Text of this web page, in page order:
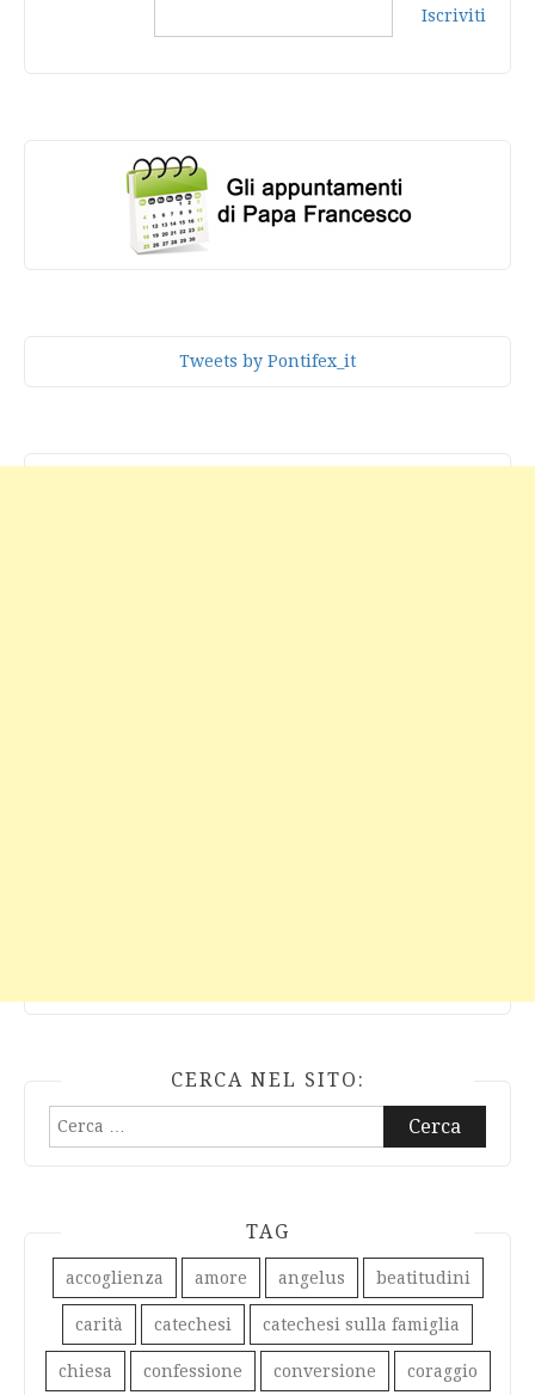
Iscriviti
Tweets by Pontifex_it
CERCA NEL SITO:
Ricerca
TAG
accoglienza amore angelus beatitudini
carità catechesi catechesi sulla famiglia
chiesa confessione conversione coraggio